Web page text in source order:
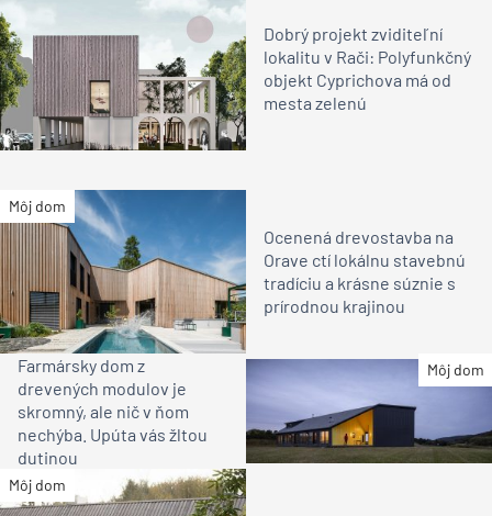
Dobrý projekt zviditeľní
lokalitu v Rači: Polyfunkčný
objekt Cyprichova má od
mesta zelenú
Môj dom
Ocenená drevostavba na
Orave ctí lokálnu stavebnú
tradíciu a krásne súznie s
prírodnou krajinou
Môj dom
Farmársky dom z
drevených modulov je
skromný, ale nič v ňom
nechýba. Upúta vás žltou
dutinou
Môj dom